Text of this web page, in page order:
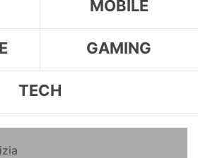
MOBILE
GAMING
TECH